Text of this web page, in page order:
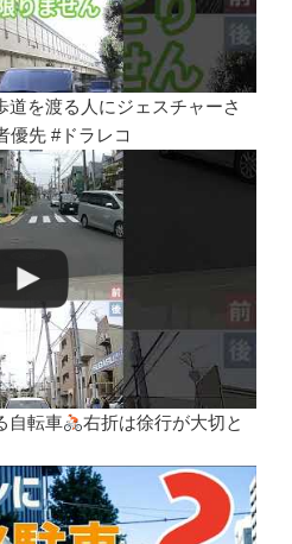
道を渡る人にジェスチャーさ
優先 #ドラレコ
自転車
右折は徐行が大切と